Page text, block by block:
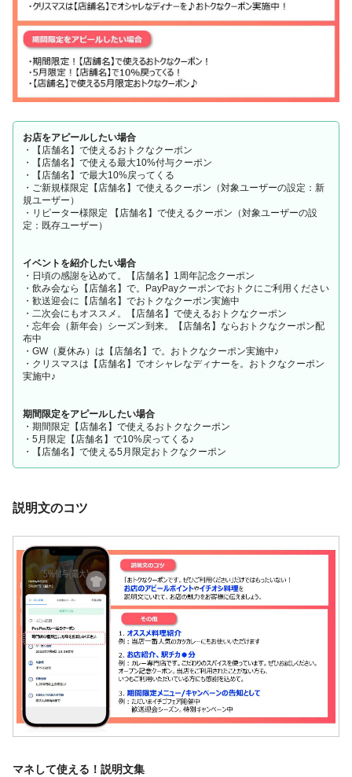
お店をアピールしたい場合
・【店舗名】で使えるおトクなクーポン
・【店舗名】で使える最大10%付与クーポン
・【店舗名】で最大10%戻ってくる
・ご新規様限定【店舗名】で使えるクーポン（対象ユーザーの設定：新
規ユーザー）
・リピーター様限定 【店舗名】で使えるクーポン（対象ユーザーの設
定：既存ユーザー）
イベントを紹介したい場合
・日頃の感謝を込めて。【店舗名】1周年記念クーポン
・飲み会なら【店舗名】で。PayPayクーポンでおトクにご利用ください
・歓送迎会に【店舗名】でおトクなクーポン実施中
・二次会にもオススメ。【店舗名】で使えるおトクなクーポン
・忘年会（新年会）シーズン到来。【店舗名】ならおトクなクーポン配
布中
・GW（夏休み）は【店舗名】で。おトクなクーポン実施中♪
・クリスマスは【店舗名】でオシャレなディナーを。おトクなクーポン
実施中♪
期間限定をアピールしたい場合
・期間限定【店舗名】で使えるおトクなクーポン
・5月限定【店舗名】で10%戻ってくる♪
・【店舗名】で使える5月限定おトクなクーポン
説明文のコツ
マネして使える！説明文集